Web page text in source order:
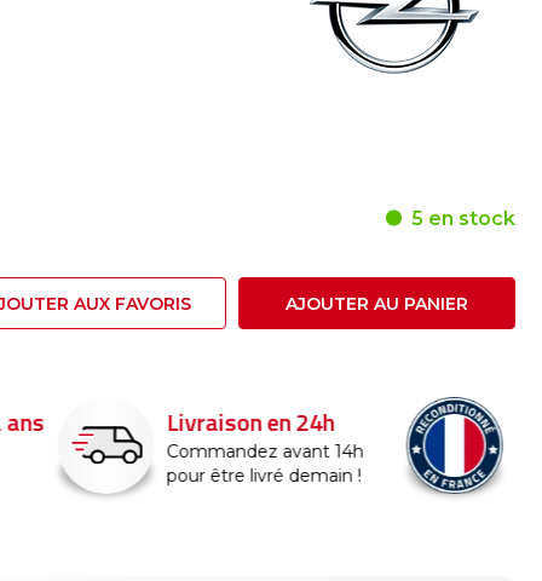
5 en stock
AUX FAVORIS AJOUTER AU PANIER
Reconditionné en
France